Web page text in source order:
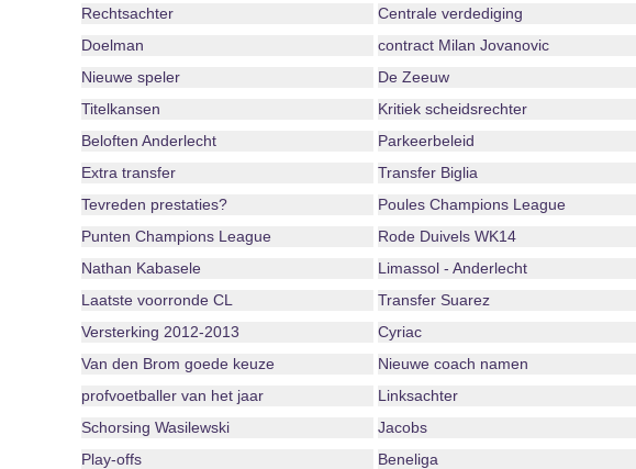
Rechtsachter
Centrale verdediging
Doelman
contract Milan Jovanovic
Nieuwe speler
De Zeeuw
Titelkansen
Kritiek scheidsrechter
Beloften Anderlecht
Parkeerbeleid
Extra transfer
Transfer Biglia
Tevreden prestaties?
Poules Champions League
Punten Champions League
Rode Duivels WK14
Nathan Kabasele
Limassol - Anderlecht
Laatste voorronde CL
Transfer Suarez
Versterking 2012-2013
Cyriac
Van den Brom goede keuze
Nieuwe coach namen
profvoetballer van het jaar
Linksachter
Schorsing Wasilewski
Jacobs
Play-offs
Beneliga